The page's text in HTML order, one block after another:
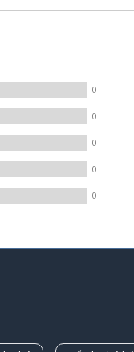
0
0
0
0
0